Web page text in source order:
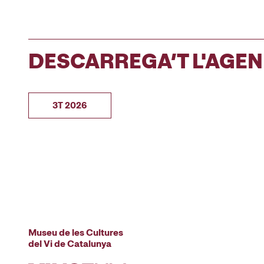
DESCARREGA’T
3T 2026
Museu de les Cultures
del Vi de Catalunya